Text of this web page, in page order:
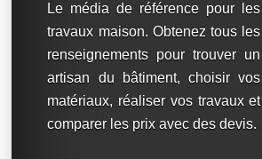
Le média de référence pour les
travaux maison. Obtenez tous les
renseignements pour trouver un
artisan du bâtiment, choisir vos
matériaux, réaliser vos travaux et
comparer les prix avec des devis.